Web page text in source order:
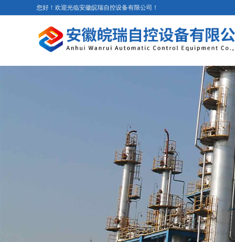
您好！欢迎光临安徽皖瑞自控设备有限公司！